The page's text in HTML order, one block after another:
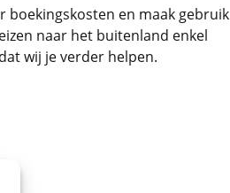
en maak gebruik
naar het buitenland enkel
wij je verder helpen.